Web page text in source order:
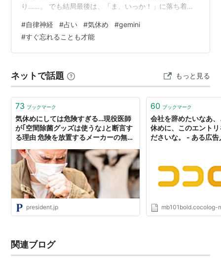
り……。 でも結局最後は、「ま、いっか！」に落ち着
ぐらついている時に、 絶対と言っていいほど私がやって
しまうことがあります。 それが、「占いを見まくるこ
と」（笑）。 しかも、内容をすぐに忘れちゃうから、 お
かるわ〜」って共感して、ちょっと心が落ち着くんで
す。 占いって根拠がなくて正解がなく…
#自律神経 #占い #気休め #gemini
#すぐ忘れることも才能
ネットで話題 もっと見る
73 ブックマーク
気休めにしては危険すぎる…現役医師
が｢空間除菌グッズは使うな｣と断言す
る理由 危険を放置するメーカーの無責
president.jp
60 ブックマーク
会社を辞めたいなあ
休めに、このエント
ださいな。 - ある広
mb101bold.cocolog-
関連ブログ